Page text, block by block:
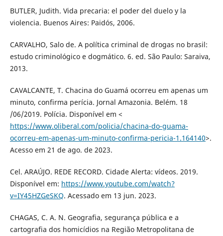
BUTLER, Judith. Vida precaria: el poder del duelo y la
violencia. Buenos Aires: Paidós, 2006.
CARVALHO, Salo de. A política criminal de drogas no brasil:
estudo criminológico e dogmático. 6. ed. São Paulo: Saraiva,
2013.
CAVALCANTE, T. Chacina do Guamá ocorreu em apenas um
minuto, confirma perícia. Jornal Amazonia. Belém. 18
/06/2019. Polícia. Disponível em <
https://www.oliberal.com/policia/chacina-do-guama-
ocorreu-em-apenas-um-minuto-confirma-pericia-1.164140>.
Acesso em 21 de ago. de 2023.
Cel. ARAÚJO. REDE RECORD. Cidade Alerta: vídeos. 2019.
Disponível em: https://www.youtube.com/watch?
v=IY45HZGeSKQ. Acessado em 13 jun. 2023.
CHAGAS, C. A. N. Geografia, segurança pública e a
cartografia dos homicídios na Região Metropolitana de